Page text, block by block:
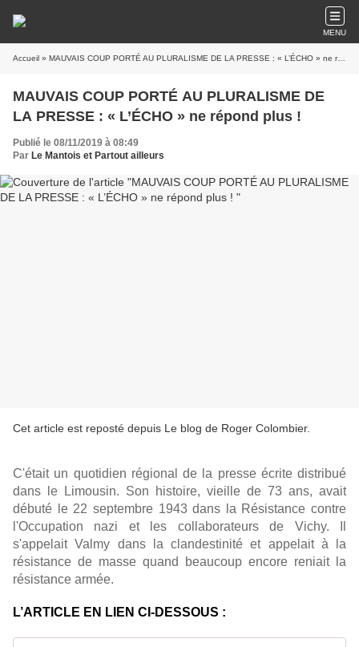
MENU
Accueil » MAUVAIS COUP PORTÉ AU PLURALISME DE LA PRESSE : « L’ÉCHO » ne répond plus !
MAUVAIS COUP PORTÉ AU PLURALISME DE
LA PRESSE : « L’ÉCHO » ne répond plus !
Publié le 08/11/2019 à 08:49
Par Le Mantois et Partout ailleurs
Cet article est reposté depuis Le blog de Roger Colombier.
C'était un quotidien régional de la presse écrite distribué
dans le Limousin. Son histoire, vieille de 73 ans, avait
débuté le 22 septembre 1943 dans la Résistance contre
l'Occupation nazi et les collaborateurs de Vichy. Il
s'appelait Valmy dans la clandestinité et appelait à la
résistance de masse quand beaucoup encore reniait la
résistance armée.
L’ARTICLE EN LIEN CI-DESSOUS :